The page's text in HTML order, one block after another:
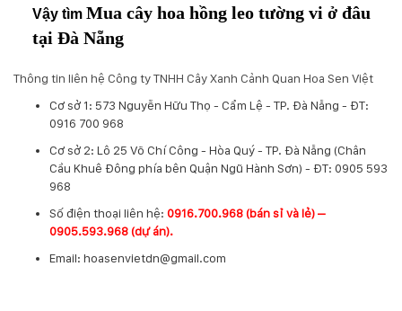
Vậy tìm Mua cây hoa hồng leo tường vi ở đâu
tại Đà Nẵng
Thông tin liên hệ Công ty TNHH Cây Xanh Cảnh Quan Hoa Sen Việt
Cơ sở 1: 573 Nguyễn Hữu Thọ - Cẩm Lệ - TP. Đà Nẵng - ĐT:
0916 700 968
Cơ sở 2: Lô 25 Võ Chí Công - Hòa Quý - TP. Đà Nẵng (Chân
Cầu Khuê Đông phía bên Quận Ngũ Hành Sơn) - ĐT: 0905 593
968
​Số điện thoại liên hệ: 0916.700.968 (bán sỉ và lẻ) –
0905.593.968 (dự án).
Email: hoasenvietdn@gmail.com